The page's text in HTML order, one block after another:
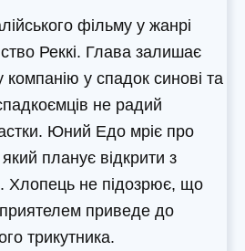
фільму у жанрі
Реккі. Глава залишає
у спадок синові та
не радий
Юний Едо мріє про
планує відкрити з
Хлопець не підозрює, що
приятелем приведе до
трикутника.